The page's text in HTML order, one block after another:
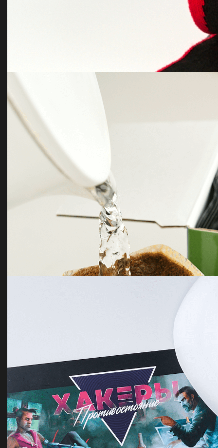
Ёлочный шар с перьями
Вязанный плед на заказ